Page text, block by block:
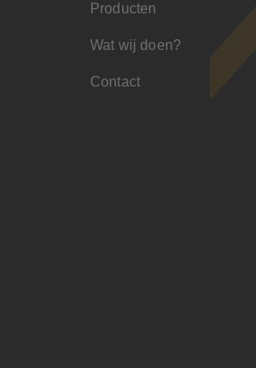
Producten
Wat wij doen?
Contact